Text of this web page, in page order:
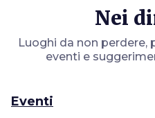
Nei
Luoghi da non perdere,
eventi e
Eventi